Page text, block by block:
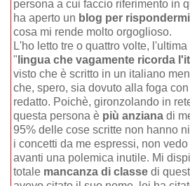
persona a cui faccio riferimento in
ha aperto un blog per rispondermi
cosa mi rende molto orgoglioso.
L'ho letto tre o quattro volte,
" lingua che vagamente ricorda
visto che è scritto in un italiano
che, spero, sia dovuto alla foga
redatto. Poichè, gironzolando in
questa persona è più anziana di
95% delle cose scritte non hanno
i concetti da me espressi, non
avanti una polemica inutile. Mi
totale mancanza di classe di